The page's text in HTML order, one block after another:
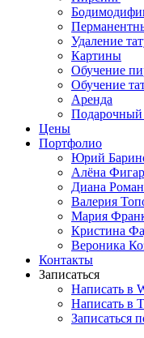
Удаление
Картины
Обучение
Обучение
Аренда
Подарочный
Цены
Портфолио
Юрий
Алёна
Диана
Валерия
Мария
Кристина
Вероника
Контакты
Записаться
Написать в
Написать в
Записаться